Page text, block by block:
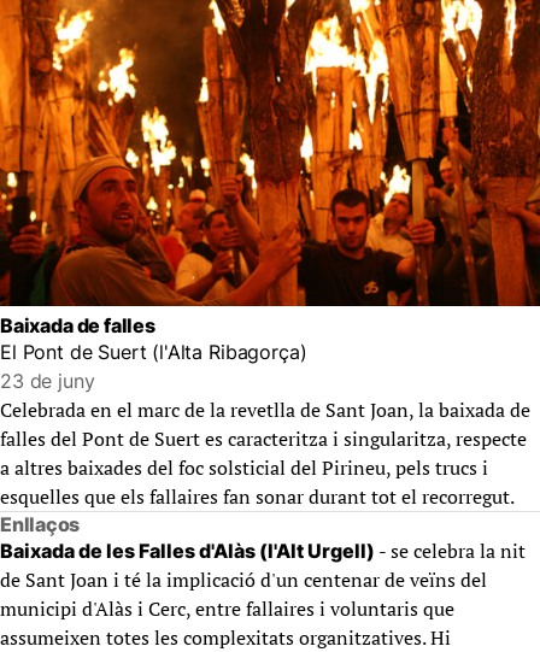
Baixada de falles
El Pont de Suert (l'Alta Ribagorça)
23 de juny
Celebrada en el marc de la revetlla de Sant Joan, la baixada de
falles del Pont de Suert es caracteritza i singularitza, respecte
a altres baixades del foc solsticial del Pirineu, pels trucs i
esquelles que els fallaires fan sonar durant tot el recorregut.
Enllaços
Baixada de les Falles d'Alàs (l'Alt Urgell) - se celebra la nit
de Sant Joan i té la implicació d'un centenar de veïns del
municipi d'Alàs i Cerc, entre fallaires i voluntaris que
assumeixen totes les complexitats organitzatives. Hi